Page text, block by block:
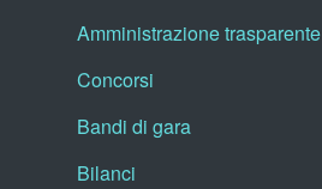
Amministrazione trasparente
Concorsi
Bandi di gara
Bilanci